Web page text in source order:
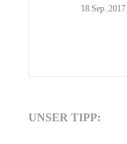
18.Sep..2017
UNSER TIPP: